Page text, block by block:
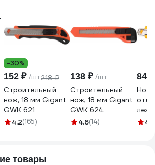
-30%
152 ₽ /шт218 ₽
Строительный
нож, 18 мм Gigant
GWK 621
4.2(165)
138 ₽ /шт
Строительный
нож, 18 мм Gigant
GWK 624
4.6(14)
845
Нож
мм,4.8
товары